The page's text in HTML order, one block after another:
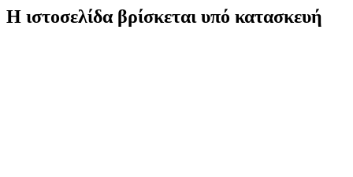
Η ιστοσελίδα βρίσκεται υπό κατασκευή